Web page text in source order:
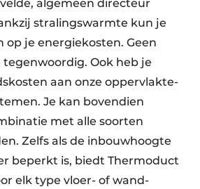
algemeen directeur
stralingswarmte kun je
op je energie­kosten. Geen
Ook heb je
aan onze oppervlakte­
Je kan boven­dien
met alle soorten
Zelfs als de inbouw­hoogte
beperkt is, biedt Thermoduct
elk type vloer- of wand­